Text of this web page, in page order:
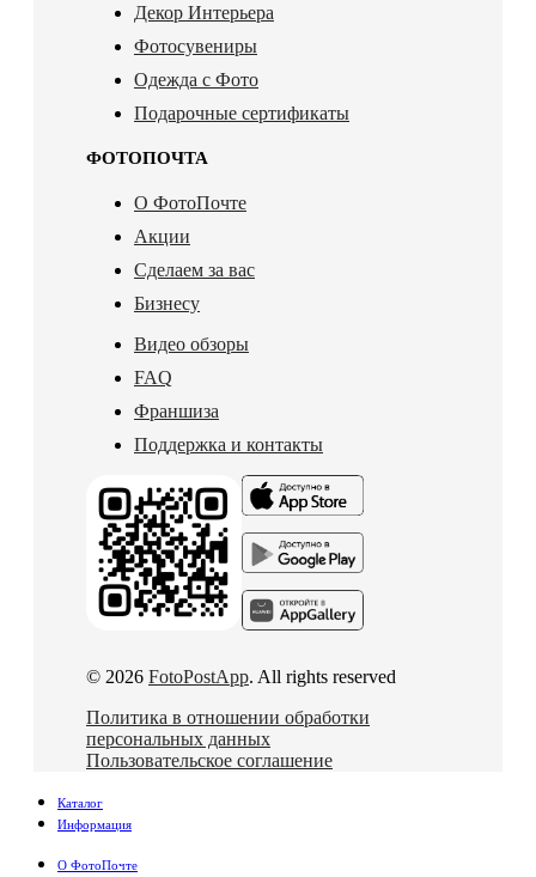
Декор Интерьера
Фотосувениры
Одежда с Фото
Подарочные сертификаты
ФОТОПОЧТА
О ФотоПочте
Акции
Сделаем за вас
Бизнесу
Видео обзоры
FAQ
Франшиза
Поддержка и контакты
© 2026 FotoPostApp. All rights reserved
Политика в отношении обработки
персональных данных
Пользовательское соглашение
Каталог
Информация
О ФотоПочте